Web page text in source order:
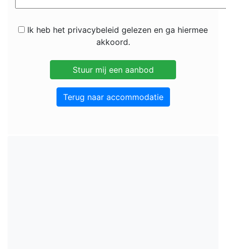
Ik heb het privacybeleid gelezen en ga hiermee
akkoord.
Terug naar accommodatie